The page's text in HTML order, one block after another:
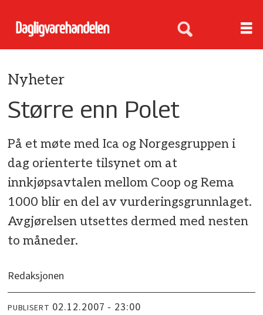
Nyheter
Større enn Polet
På et møte med Ica og Norgesgruppen i
dag orienterte tilsynet om at
innkjøpsavtalen mellom Coop og Rema
1000 blir en del av vurderingsgrunnlaget.
Avgjørelsen utsettes dermed med nesten
to måneder.
Redaksjonen
PUBLISERT 02.12.2007 - 23:00